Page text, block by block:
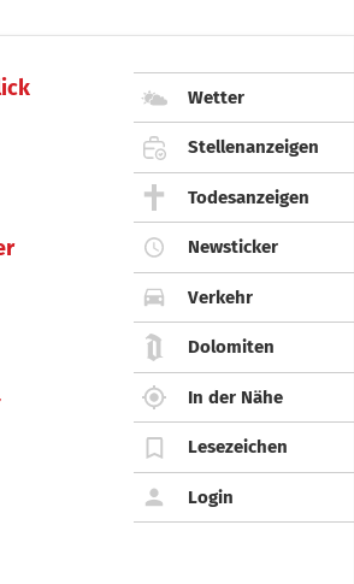
Wetter
Stellenanzeigen
Todesanzeigen
Newsticker
Verkehr
Dolomiten
In der Nähe
Lesezeichen
Login